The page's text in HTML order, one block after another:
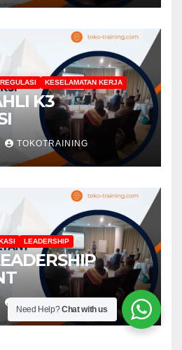
KESELAMATAN KERJA
K3
TOKOTRAINING
LEADERSHIP
Need Help?Chat with us